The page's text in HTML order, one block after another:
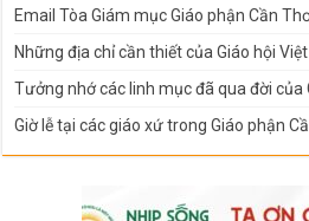
Email Tòa Giám mục Giáo phận Cần
Những địa chỉ cần thiết của Giáo hội
Tưởng nhớ các linh mục đã qua đời của
Giờ lễ tại các giáo xứ trong Giáo phận